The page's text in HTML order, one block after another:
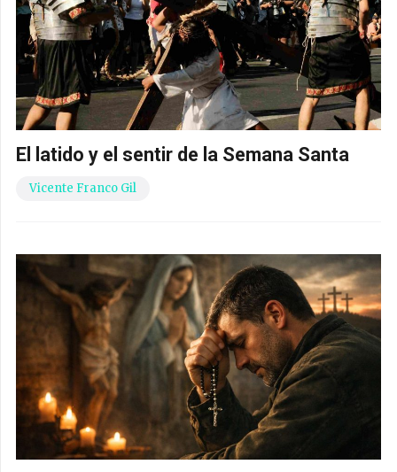
El latido y el sentir de la Semana Santa
Vicente Franco Gil